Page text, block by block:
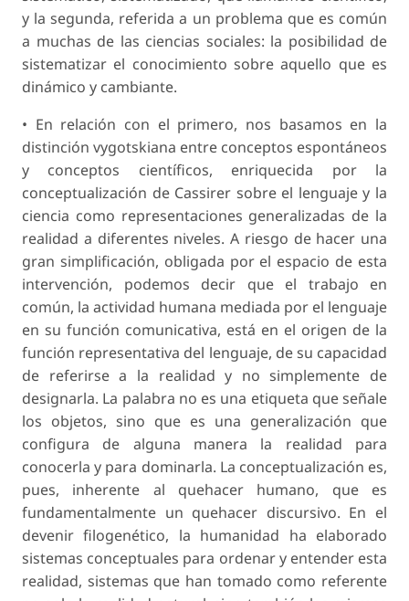
y la segunda, referida a un problema que es común
a muchas de las ciencias sociales: la posibilidad de
sistematizar el conocimiento sobre aquello que es
dinámico y cambiante.
• En relación con el primero, nos basamos en la
distinción vygotskiana entre conceptos espontáneos
y conceptos científicos, enriquecida por la
conceptualización de Cassirer sobre el lenguaje y la
ciencia como representaciones generalizadas de la
realidad a diferentes niveles. A riesgo de hacer una
gran simplificación, obligada por el espacio de esta
intervención, podemos decir que el trabajo en
común, la actividad humana mediada por el lenguaje
en su función comunicativa, está en el origen de la
función representativa del lenguaje, de su capacidad
de referirse a la realidad y no simplemente de
designarla. La palabra no es una etiqueta que señale
los objetos, sino que es una generalización que
configura de alguna manera la realidad para
conocerla y para dominarla. La conceptualización es,
pues, inherente al quehacer humano, que es
fundamentalmente un quehacer discursivo. En el
devenir filogenético, la humanidad ha elaborado
sistemas conceptuales para ordenar y entender esta
realidad, sistemas que han tomado como referente